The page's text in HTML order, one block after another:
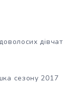
дівчат
сезону 2017